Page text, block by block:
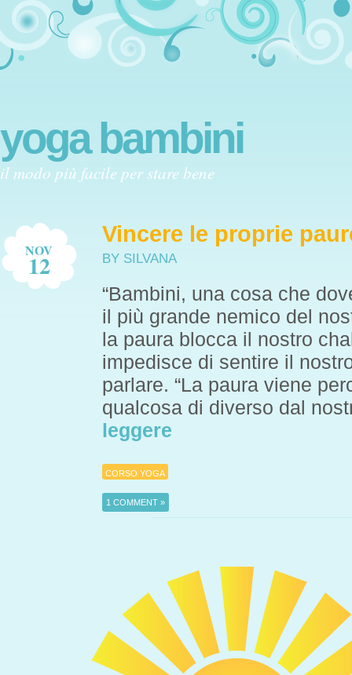
yoga bambini
il modo più facile per stare bene
NOV
12
Vincere le proprie
BY SILVANA
“Bambini, una cosa che
il più grande nemico del
la paura blocca il nostro
impedisce di sentire il
parlare. “La paura viene
qualcosa di diverso dal
leggere
CORSO YOGA
1 COMMENT »